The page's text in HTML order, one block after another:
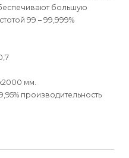
большую
99 – 99,999%
мм.
производительность
лиц
лиц